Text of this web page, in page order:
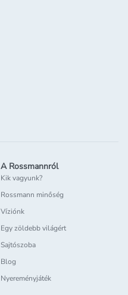
A Rossmannról
Kik vagyunk?
Rossmann minőség
Víziónk
Egy zöldebb világért
Sajtószoba
Blog
Nyereményjáték